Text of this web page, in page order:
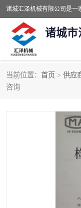
诸城市
当前位置： 首页 > 供应
咨询发酵设备
鸡粪发酵机
纳米膜好氧发酵堆